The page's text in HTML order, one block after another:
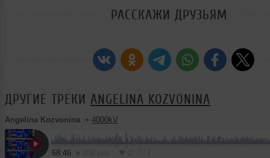
РАССКАЖИ ДРУЗЬЯМ
ДРУГИЕ ТРЕКИ ANGELINA KOZVONINA
Angelina Kozvonina ➝ 4000kV
68:46